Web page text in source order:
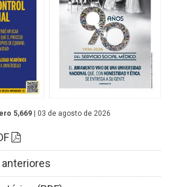
5,669 | 03 de agosto de 2026